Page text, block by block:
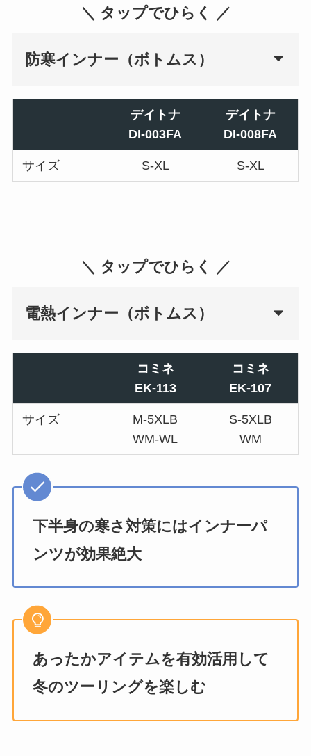
＼ タップでひらく ／
防寒インナー（ボトムス）
デイトナ
DI-003FA
デイトナ
DI-008FA
サイズ S-XL S-XL
＼ タップでひらく ／
電熱インナー（ボトムス）
コミネ
EK-113
コミネ
EK-107
サイズ
M-5XLB
WM-WL
S-5XLB
WM
下半身の寒さ対策にはインナーパ
ンツが効果絶大
あったかアイテムを有効活用して
冬のツーリングを楽しむ